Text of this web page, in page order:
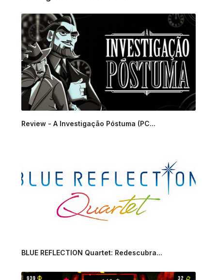
Review - A Investigação Póstuma (PC...
BLUE REFLECTION Quartet: Redescubra...